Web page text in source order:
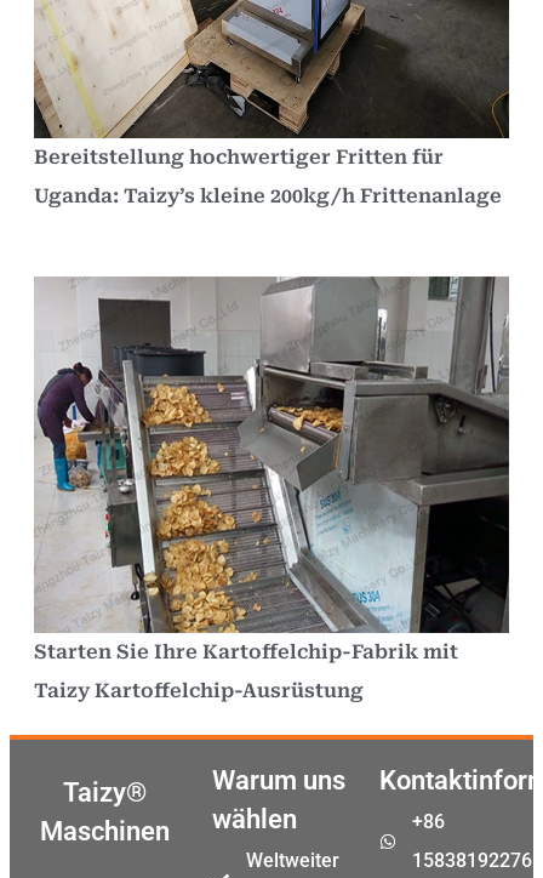
Bereitstellung hochwertiger Fritten für
Uganda: Taizy’s kleine 200kg/h Frittenanlage
Starten Sie Ihre Kartoffelchip-Fabrik mit
Taizy Kartoffelchip-Ausrüstung
Taizy®
Maschinen
Warum uns
wählen
Weltweiter
+86
15838192276